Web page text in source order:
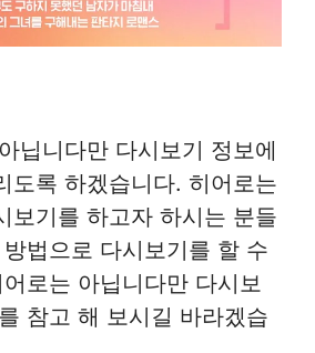
닙니다만 다시보기 정보에
도록 하겠습니다. 히어로는
보기를 하고자 하시는 분들
법으로 다시보기를 할 수
로는 아닙니다만 다시보
참고 해 보시길 바라겠습